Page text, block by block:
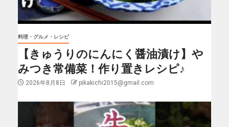
料理・グルメ・レシピ
【きゅうりのにんにく醤油漬け】や
みつき常備菜！作り置きレシピ♪
2026年8月8日 pikakichi2015@gmail.com